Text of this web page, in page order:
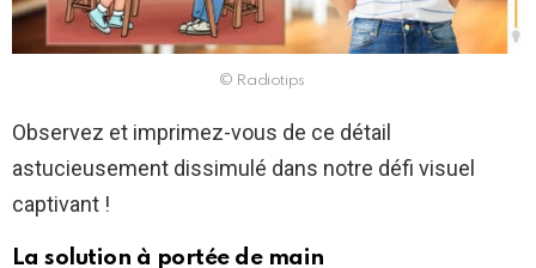
© Radiotips
Observez et imprimez-vous de ce détail
astucieusement dissimulé dans notre défi visuel
captivant !
La solution à portée de main